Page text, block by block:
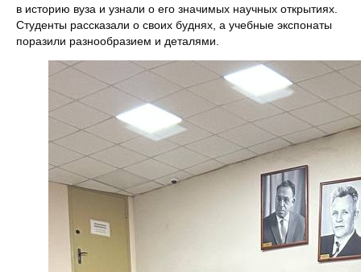
в историю вуза и узнали о его значимых научных открытиях.
Студенты рассказали о своих буднях, а учебные экспонаты
поразили разнообразием и деталями.